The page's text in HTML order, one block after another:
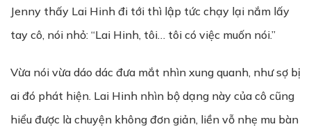
Jenny thấy Lai Hinh đi tới thì lập tức chạy lại nắm lấy
tay cô, nói nhỏ: “Lai Hinh, tôi… tôi có việc muốn nói.”
Vừa nói vừa dáo dác đưa mắt nhìn xung quanh, như sợ bị
ai đó phát hiện. Lai Hinh nhìn bộ dạng này của cô cũng
hiểu được là chuyện không đơn giản, liền vỗ nhẹ mu bàn